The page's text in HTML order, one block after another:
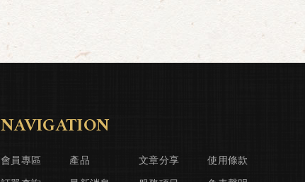
NAVIGATION
會員專區 產品 文章分享 使用條款